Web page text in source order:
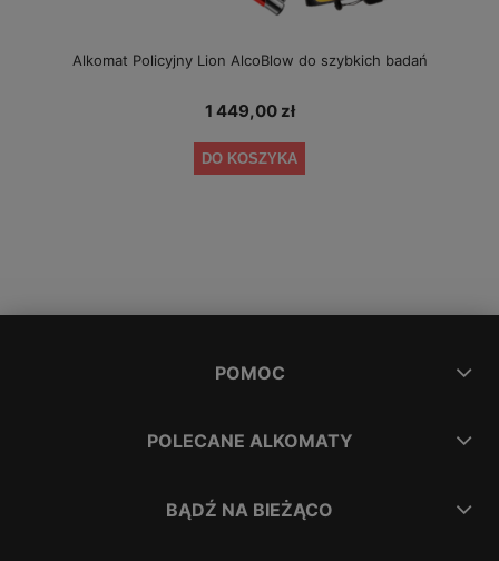
Alkomat Policyjny Lion AlcoBlow do szybkich badań
1 449,00 zł
DO KOSZYKA
POMOC
POLECANE ALKOMATY
BĄDŹ NA BIEŻĄCO